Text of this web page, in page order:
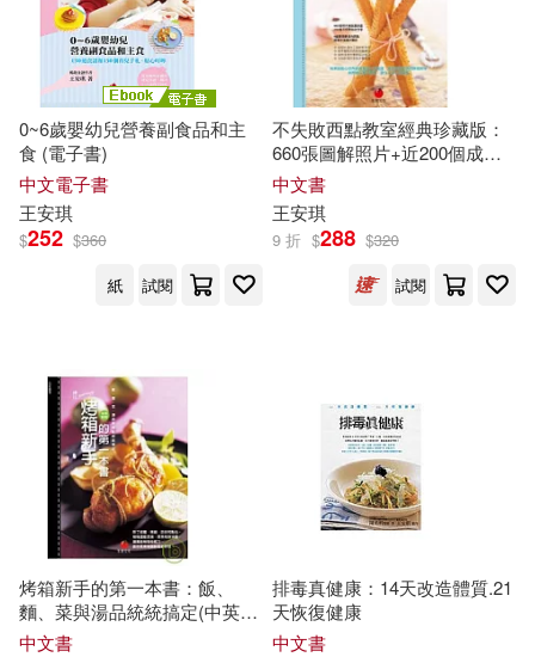
0~6歲嬰幼兒營養副食品和主
食 (電子書)
中文電子書
王安琪
$252 $360
紙
試閱
不失敗西點教室經典珍藏版：
660張圖解照片+近200個成功
秘訣，做點心絕對沒問題
中文書
王安琪
9 折 $288 $320
試閱
烤箱新手的第一本書：飯、
麵、菜與湯品統統搞定(中英對
照)
中文書
排毒真健康：14天改造體質.21
天恢復健康
中文書